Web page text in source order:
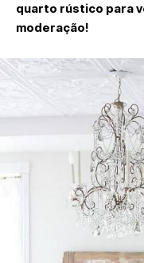
quarto rústico para
moderação!